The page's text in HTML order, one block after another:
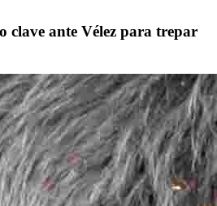
clave ante Vélez para trepar